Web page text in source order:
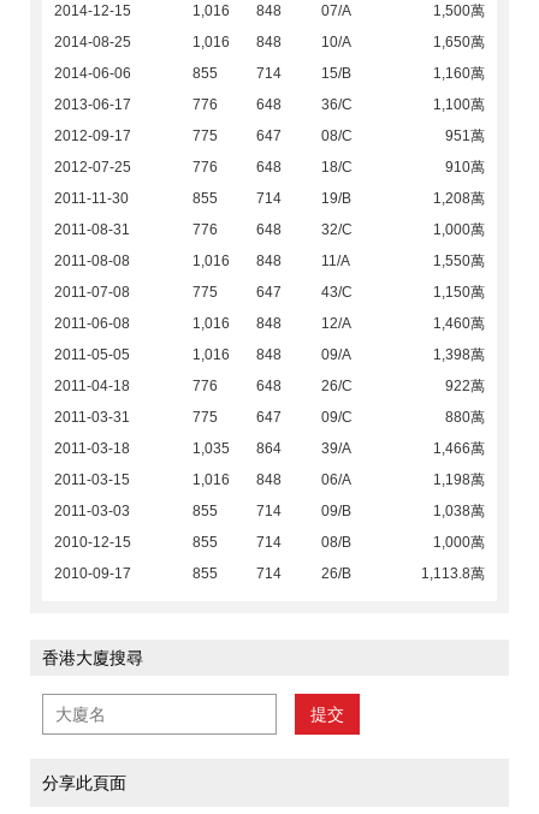
2014-12-15
1,016 848 07/A
1,500萬
2014-08-25
1,016 848 10/A
1,650萬
2014-06-06
855 714 15/B
1,160萬
2013-06-17
776 648 36/C
1,100萬
2012-09-17
775 647 08/C
951萬
2012-07-25
776 648 18/C
910萬
2011-11-30
855 714 19/B
1,208萬
2011-08-31
776 648 32/C
1,000萬
2011-08-08
1,016 848 11/A
1,550萬
2011-07-08
775 647 43/C
1,150萬
2011-06-08
1,016 848 12/A
1,460萬
2011-05-05
1,016 848 09/A
1,398萬
2011-04-18
776 648 26/C
922萬
2011-03-31
775 647 09/C
880萬
2011-03-18
1,035 864 39/A
1,466萬
2011-03-15
1,016 848 06/A
1,198萬
2011-03-03
855 714 09/B
1,038萬
2010-12-15
855 714 08/B
1,000萬
2010-09-17
855 714 26/B 1,113.8萬
香港大廈搜尋
提交
分享此頁面